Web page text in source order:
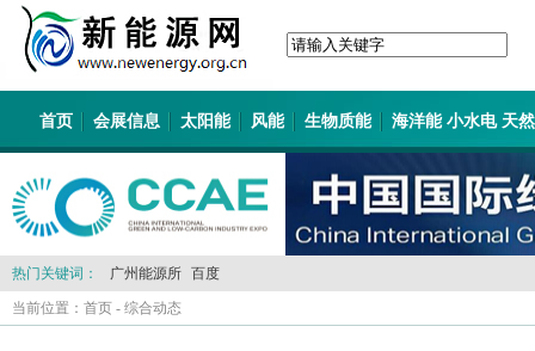
首页 会展信息 太阳能 风能 生物质能 海洋能 小水电 天
热门关键词： 广州能源所 百度
当前位置： 首页 - 综合动态